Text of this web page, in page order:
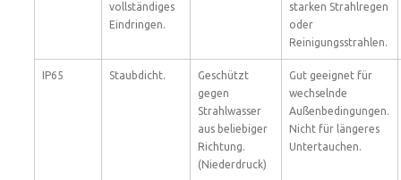
vollständiges
Eindringen.
starken Strahlregen
oder
Reinigungsstrahlen.
IP65 Staubdicht.
Geschützt
gegen
Strahlwasser
aus beliebiger
Richtung.
(Niederdruck)
Gut geeignet für
wechselnde
Außenbedingungen.
Nicht für längeres
Untertauchen.